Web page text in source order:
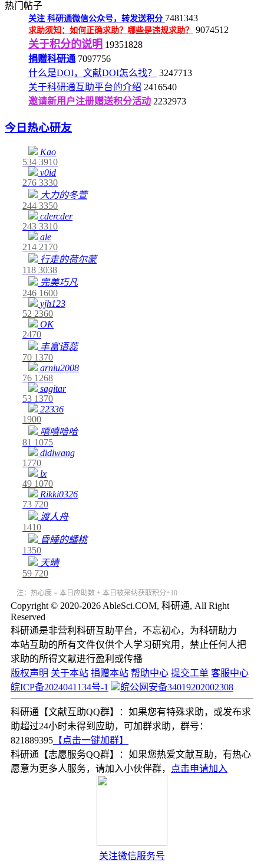
热门帖子
关注 科研通微信公众号，转发送积分 7481343
求助须知：如何正确求助？哪些是违规求助？ 9074512
关于积分的说明 19351828
捐赠科研通 7097756
什么是DOI，文献DOI怎么找？
3247713
关于科研通互助平台的介绍 2416540
邀请新用户注册赠送积分活动 2232973
今日热心研友
Kao
534 3910
v0id
276 3330
大力的冬萱
244 3350
cdercder
243 3310
ale
214 2170
行走的荷尔蒙
118 3038
完美巧凡
246 1600
yjh123
52 2360
OK
2470
丰富语蕊
70 1370
arniu2008
76 1268
sagitar
53 1370
22336
1900
嘻嘻哈哈
81 1075
didiwang
1770
lx
49 1070
Rikki0326
73 720
渡人舟
1410
昏睡的蟠桃
1350
天晴
59 720
注：热心度 = 本日应助数 + 本日被采纳获取积分÷10
Copyright © 2020-2026 AbleSci.COM, 科研通, All Right
Reserved
科研通是非营利科研互助平台，不忘初心，为科研助力
本站互助的所有文件仅供个人学习研究用，禁止任何人把
求助的所得文献进行盈利或传播
版权声明 关于本站 捐赠本站 帮助中心 提交工单 客服中心
皖ICP备2024041134号-1
皖公网安备34019202002308
科研通【文献互助QQ群】：如果您有特殊求助，或发布求
助超过24小时未得到应助，可加群求助，群号：
821889395 【点击一键加群】
科研通【志愿服务QQ群】：如果您热爱文献互助，有热心
愿意为更多人服务，请加入小伙伴群，
点击申请加入
关注微信服务号